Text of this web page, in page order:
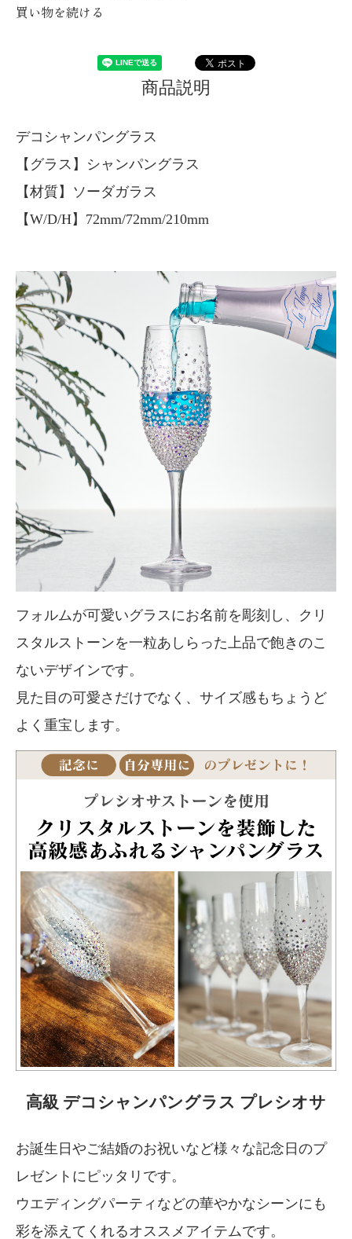
買い物を続ける
商品説明
デコシャンパングラス
【グラス】シャンパングラス
【材質】ソーダガラス
【W/D/H】72mm/72mm/210mm
フォルムが可愛いグラスにお名前を彫刻し、クリ
スタルストーンを一粒あしらった上品で飽きのこ
ないデザインです。
見た目の可愛さだけでなく、サイズ感もちょうど
よく重宝します。
高級 デコシャンパングラス プレシオサ
お誕生日やご結婚のお祝いなど様々な記念日のプ
レゼントにピッタリです。
ウエディングパーティなどの華やかなシーンにも
彩を添えてくれるオススメアイテムです。